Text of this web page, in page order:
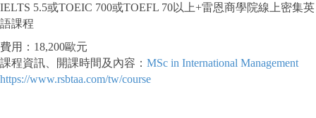
IELTS 5.5或TOEIC 700或TOEFL 70以上+雷恩商學院線上密集英
語課程
費用：18,200歐元
課程資訊、開課時間及內容： MSc in International Management
https://www.rsbtaa.com/tw/course